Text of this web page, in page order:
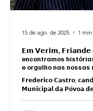
𝗘𝗺 𝗩𝗲𝗿𝗶𝗺, 𝗙𝗿𝗶𝗮𝗻𝗱𝗲
encontramos
e orgulho nas nossas
𝗙𝗿𝗲𝗱𝗲𝗿𝗶𝗰𝗼 𝗖𝗮𝘀𝘁𝗿𝗼,
𝗠𝘂𝗻𝗶𝗰𝗶𝗽𝗮𝗹 𝗱𝗮 𝗣𝗼́𝘃𝗼𝗮
15 de ago. de 2025 1